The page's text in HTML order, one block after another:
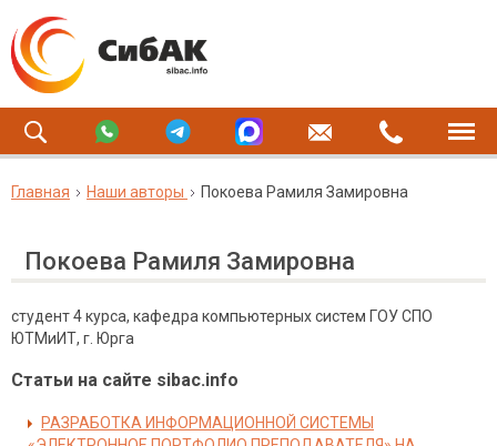
Главная Наши авторы Покоева Рамиля Замировна
Покоева Рамиля Замировна
студент 4 курса, кафедра компьютерных систем ГОУ СПО
ЮТМиИТ, г. Юрга
Статьи на сайте sibac.info
РАЗРАБОТКА ИНФОРМАЦИОННОЙ СИСТЕМЫ